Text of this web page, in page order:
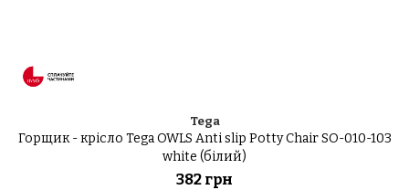
Tega
Горщик - крісло Tega OWLS Anti slip Potty Chair SO-010-103
white (білий)
382 грн